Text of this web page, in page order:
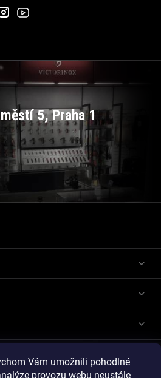
Vám umožnili pohodlné
provozu webu neustále
5, Praha 1
. Všechna práva vyhrazena.